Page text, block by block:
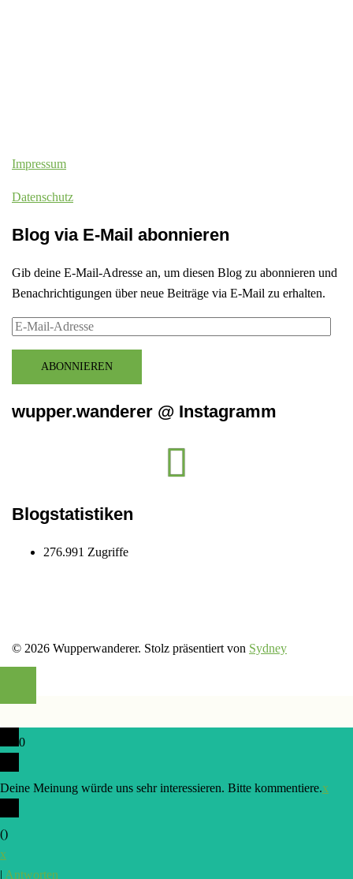
Impressum
Datenschutz
Blog via E-Mail abonnieren
Gib deine E-Mail-Adresse an, um diesen Blog zu abonnieren und
Benachrichtigungen über neue Beiträge via E-Mail zu erhalten.
E-
AdresseABONNIEREN
wupper.wanderer @ Instagramm
Blogstatistiken
276.991 Zugriffe
© 2026 Wupperwanderer. Stolz präsentiert von Sydney
0
Deine Meinung würde uns sehr interessieren. Bitte kommentiere.x
()
x
| Antworten